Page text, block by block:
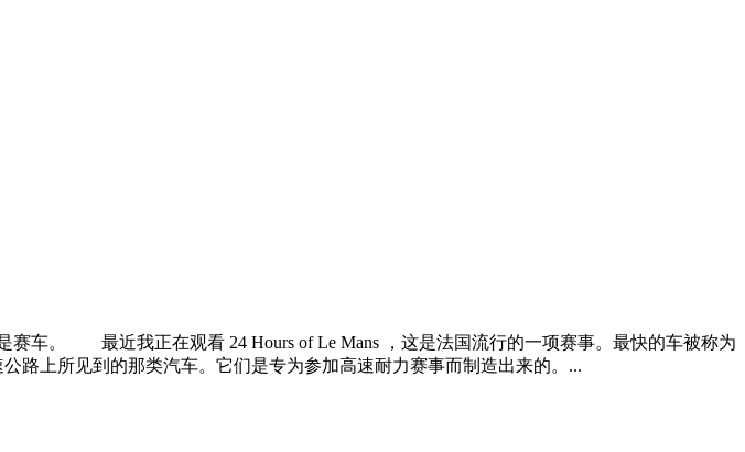
车。 最近我正在观看 24 Hours of Le Mans ，这是法国流行的一项赛事。最快的车被称为
路上所见到的那类汽车。它们是专为参加高速耐力赛事而制造出来的。...